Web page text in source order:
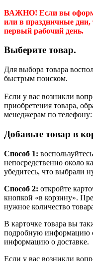
ВАЖНО! Если вы
или в праздничные дни,
первый рабочий день.
Выберите товар.
Для выбора товара
быстрым поиском.
Если у вас возникли
приобретения товара,
менеджерам по телефону:
Добавьте товар в
Способ 1:
непосредственно около
убедитесь, что выбрали
Способ 2: откройте
кнопкой «в корзину».
нужное количество
В карточке товара вы
подробную информацию
информацию о доставке.
Если у вас возникли